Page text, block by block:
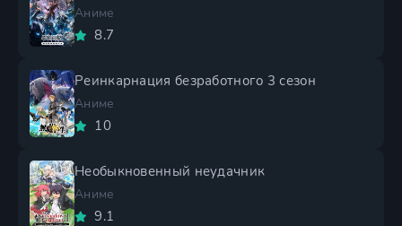
Аниме
8.7
Реинкарнация безработного 3 сезон
Аниме
10
Необыкновенный неудачник
Аниме
9.1